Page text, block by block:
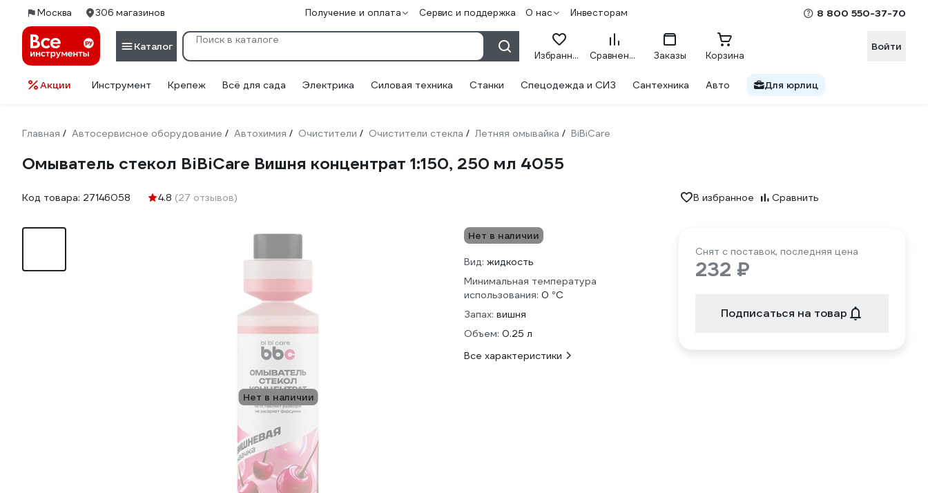
Москва 306 магазинов Получение и оплата Сервис и поддержка О нас Инвесторам 8 800 550-37-70
Каталог
Избранное Сравнение Заказы Корзина
Войти
Акции Инструмент Крепеж Всё для сада Электрика Силовая техника Станки Спецодежда и СИЗ Сантехника Авто Для юрлиц
Главная / Автосервисное оборудование / Автохимия / Очистители / Очистители стекла / Летняя омывайка / BiBiCare
Омыватель стекол BiBiCare Вишня концентрат 1:150, 250 мл 4055
Код товара: 27146058 4.8 (27 отзывов) В избранное Сравнить
Нет в наличии
Нет в наличии
Вид: жидкость
Минимальная температура
использования: 0 °С
Запах: вишня
Объем: 0.25 л
Все характеристики
Снят с поставок, последняя цена
232 ₽
Подписаться на товар